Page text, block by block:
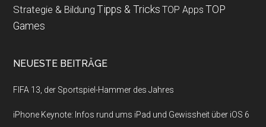
Strategie & Bildung Tipps & Tricks TOP Apps TOP
Games
NEUESTE BEITRÄGE
FIFA 13, der Sportspiel-Hammer des Jahres
iPhone Keynote: Infos rund ums iPad und Gewissheit über iOS 6